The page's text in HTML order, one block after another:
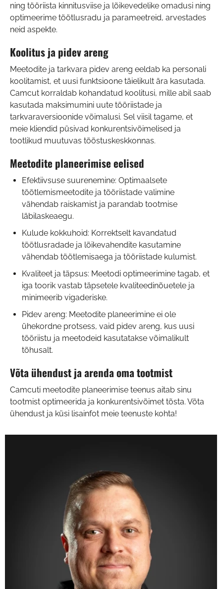
ning tööriista kinnitusviise ja lõikevedelike omadusi ning
optimeerime töötlusradu ja parameetreid, arvestades
neid aspekte.
Koolitus ja pidev areng
Meetodite ja tarkvara pidev areng eeldab ka personali
koolitamist, et uusi funktsioone täielikult ära kasutada.
Camcut korraldab kohandatud koolitusi, mille abil saab
kasutada maksimumini uute tööriistade ja
tarkvaraversioonide võimalusi. Sel viisil tagame, et
meie kliendid püsivad konkurentsivõimelised ja
tootlikud muutuvas tööstuskeskkonnas.
Meetodite planeerimise eelised
Efektiivsuse suurenemine: Optimaalsete
töötlemismeetodite ja tööriistade valimine
vähendab raiskamist ja parandab tootmise
läbilaskeaegu.
Kulude kokkuhoid: Korrektselt kavandatud
töötlusradade ja lõikevahendite kasutamine
vähendab töötlemisaega ja tööriistade kulumist.
Kvaliteet ja täpsus: Meetodi optimeerimine tagab, et
iga toorik vastab täpsetele kvaliteedinõuetele ja
minimeerib vigaderiske.
Pidev areng: Meetodite planeerimine ei ole
ühekordne protsess, vaid pidev areng, kus uusi
tööriistu ja meetodeid kasutatakse võimalikult
tõhusalt.
Võta ühendust ja arenda oma tootmist
Camcuti meetodite planeerimise teenus aitab sinu
tootmist optimeerida ja konkurentsivõimet tõsta. Võta
ühendust ja küsi lisainfot meie teenuste kohta!